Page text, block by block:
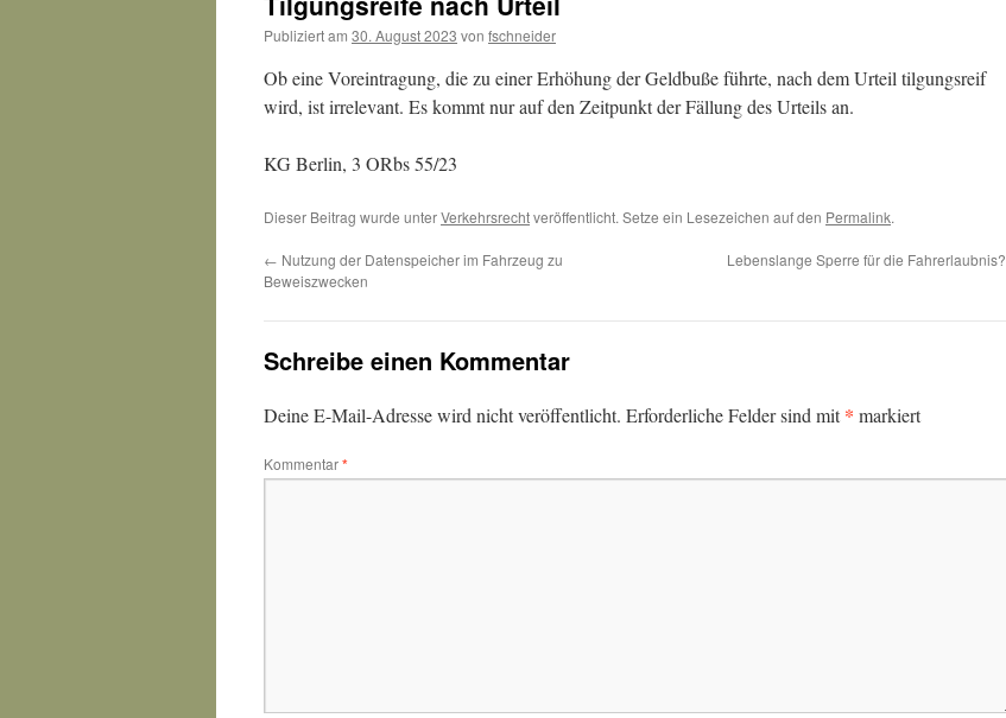
Publiziert am 30. August 2023 von fschneider
Ob eine Voreintragung, die zu einer Erhöhung der Geldbuße führte, nach dem Urteil tilgungsreif
wird, ist irrelevant. Es kommt nur auf den Zeitpunkt der Fällung des Urteils an.
KG Berlin, 3 ORbs 55/23
Dieser Beitrag wurde unterVerkehrsrechtveröffentlicht. Setze ein Lesezeichen auf den Permalink.
← Nutzung der Datenspeicher im Fahrzeug zu
Beweiszwecken
Lebenslange Sperre für die Fahrerlaubnis?
Schreibe einen Kommentar
Deine E-Mail-Adresse wird nicht veröffentlicht. Erforderliche Felder sind mit* markiert
Kommentar*